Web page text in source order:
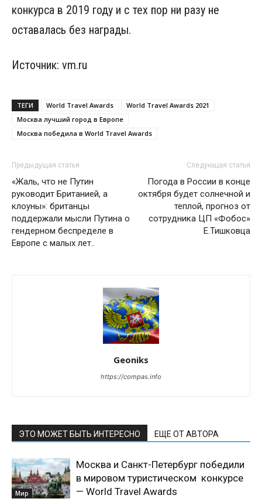
конкурса в 2019 году и с тех пор ни разу не
оставалась без награды.
Источник: vm.ru
ТЕГИ World Travel Awards
World Travel Awards 2021
Москва лучший город в Европе
Москва победила в World Travel Awards
Предыдущая статья
«Жаль, что не Путин
руководит Британией, а
клоуны»: британцы
поддержали мысли Путина о
гендерном беспределе в
Европе с малых лет..
Следующая статья
Погода в России в конце
октября будет солнечной и
теплой, прогноз от
сотрудника ЦП «Фобос»
Е.Тишковца
Geoniks
https://compas.info
ЭТО МОЖЕТ БЫТЬ ИНТЕРЕСНО ЕЩЕ ОТ АВТОРА
Мир
Москва и Санкт-Петербург победили
в мировом туристическом конкурсе
— World Travel Awards